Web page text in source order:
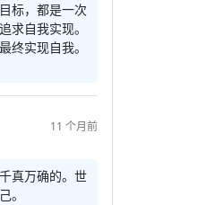
标，都是一次
求自我实现。
终实现自我。
11 个月前
真万确的。世
。